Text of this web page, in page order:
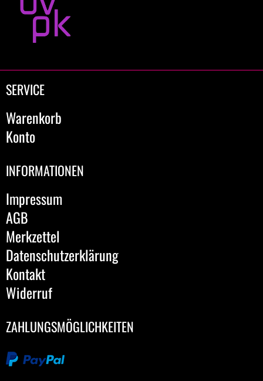
SERVICE
Warenkorb
Konto
INFORMATIONEN
Impressum
AGB
Merkzettel
Datenschutzerklärung
Kontakt
Widerruf
ZAHLUNGSMÖGLICHKEITEN